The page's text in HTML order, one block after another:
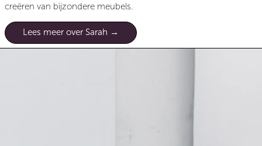
creëren van bijzondere meubels.
Lees meer over Sarah